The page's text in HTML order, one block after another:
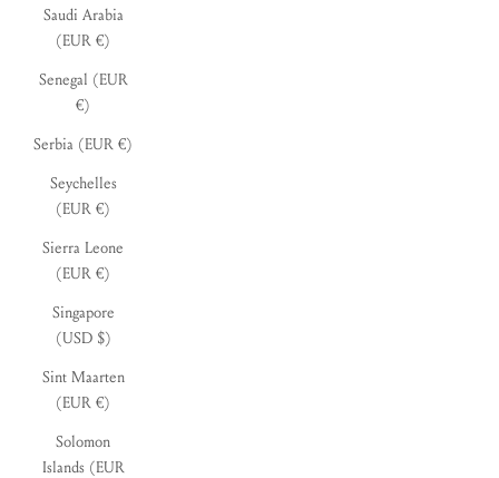
Saudi Arabia
(EUR €)
Senegal (EUR
€)
Serbia (EUR €)
Seychelles
(EUR €)
Sierra Leone
(EUR €)
Singapore
(USD $)
Sint Maarten
(EUR €)
Solomon
Islands (EUR